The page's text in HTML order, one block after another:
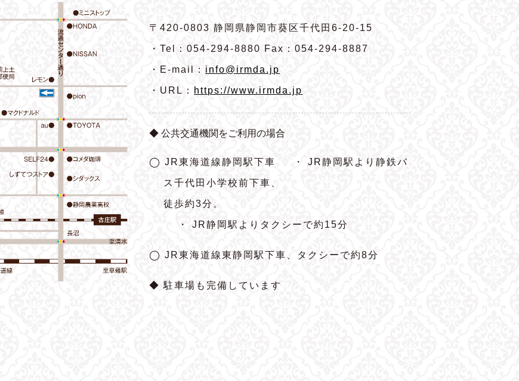
〒420-0803静岡県静岡市葵区千代田6-20-15
・Tel：054-294-8880 Fax：054-294-8887
・E-mail： info@irmda.jp
・URL： https://www.irmda.jp
◆ 公共交通機関をご利用の場合
◯ JR東海道線静岡駅下車 ・ JR静岡駅より静鉄バ
ス千代田小学校前下車、
徒歩約3分。
・ JR静岡駅よりタクシーで約15分
◯ JR東海道線東静岡駅下車、タクシーで約8分
◆ 駐車場も完備しています